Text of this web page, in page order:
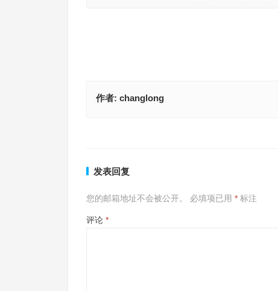
作者: changlong
发表回复
您的邮箱地址不会被公开。 必填项已用 * 标注
评论 *